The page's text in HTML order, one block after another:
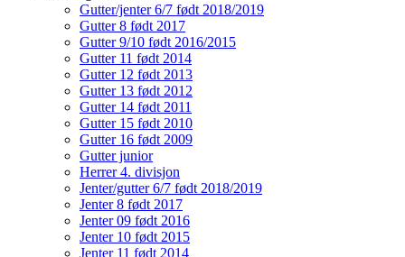
Gutter/jenter 6/7 født 2018/2019
Gutter 8 født 2017
Gutter 9/10 født 2016/2015
Gutter 11 født 2014
Gutter 12 født 2013
Gutter 13 født 2012
Gutter 14 født 2011
Gutter 15 født 2010
Gutter 16 født 2009
Gutter junior
Herrer 4. divisjon
Jenter/gutter 6/7 født 2018/2019
Jenter 8 født 2017
Jenter 09 født 2016
Jenter 10 født 2015
Jenter 11 født 2014